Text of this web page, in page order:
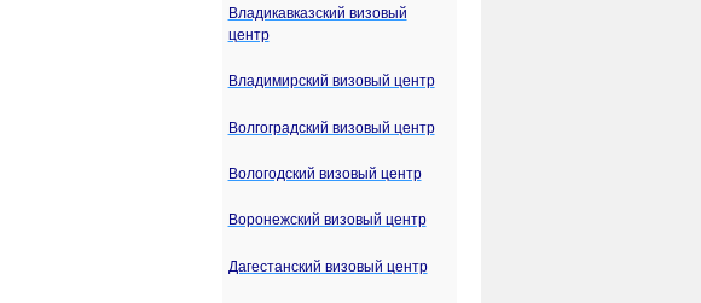
Владикавказский визовый
центр
Владимирский визовый центр
Волгоградский визовый центр
Вологодский визовый центр
Воронежский визовый центр
Дагестанский визовый центр